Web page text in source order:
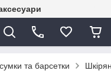
та барсетки